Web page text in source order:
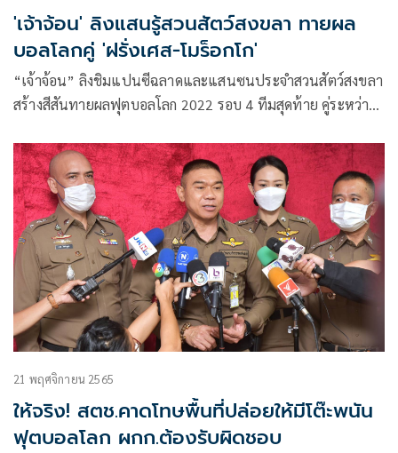
'เจ้าจ้อน' ลิงแสนรู้สวนสัตว์สงขลา ทายผล
บอลโลกคู่ 'ฝรั่งเศส-โมร็อกโก'
“เจ้าจ้อน” ลิงชิมแปนซีฉลาดและแสนซนประจำสวนสัตว์สงขลา
สร้างสีสันทายผลฟุตบอลโลก 2022 รอบ 4 ทีมสุดท้าย คู่ระหว่าง
14 ธันวาคม 2565 เวลา 02:00 น. ที่จะถึงนี้
21 พฤศจิกายน 2565
ให้จริง! สตช.คาดโทษพื้นที่ปล่อยให้มีโต๊ะพนัน
ฟุตบอลโลก ผกก.ต้องรับผิดชอบ